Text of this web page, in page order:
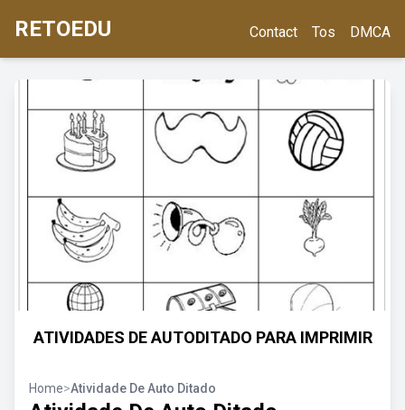
RETOEDU Contact Tos DMCA
ATIVIDADES DE AUTODITADO PARA IMPRIMIR
Home>Atividade De Auto Ditado